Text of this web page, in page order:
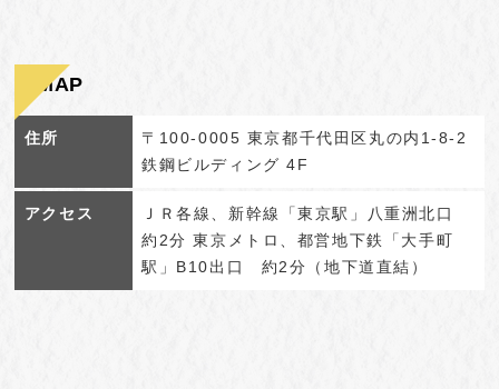
MAP
住所
〒100-0005 東京都千代田区丸の内1-8-2
鉄鋼ビルディング 4F
アクセス
ＪＲ各線、新幹線「東京駅」八重洲北口
約2分 東京メトロ、都営地下鉄「大手町
駅」B10出口 約2分（地下道直結）